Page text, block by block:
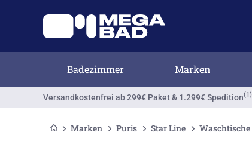
Badezimmer Marken
Versandkostenfrei ab 299€ Paket & 1.299€ Spedition(1)
Marken Puris Star Line Waschtische